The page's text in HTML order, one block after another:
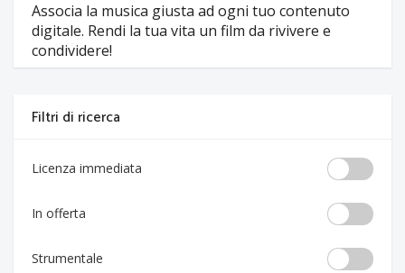
Associa la musica giusta ad ogni tuo contenuto
digitale. Rendi la tua vita un film da rivivere e
condividere!
Filtri di ricerca
Licenza immediata
In offerta
Strumentale